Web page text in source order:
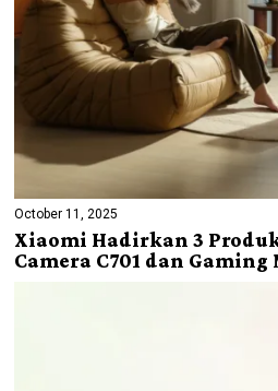
October 11, 2025
Xiaomi Hadirkan 3
Camera C701 dan